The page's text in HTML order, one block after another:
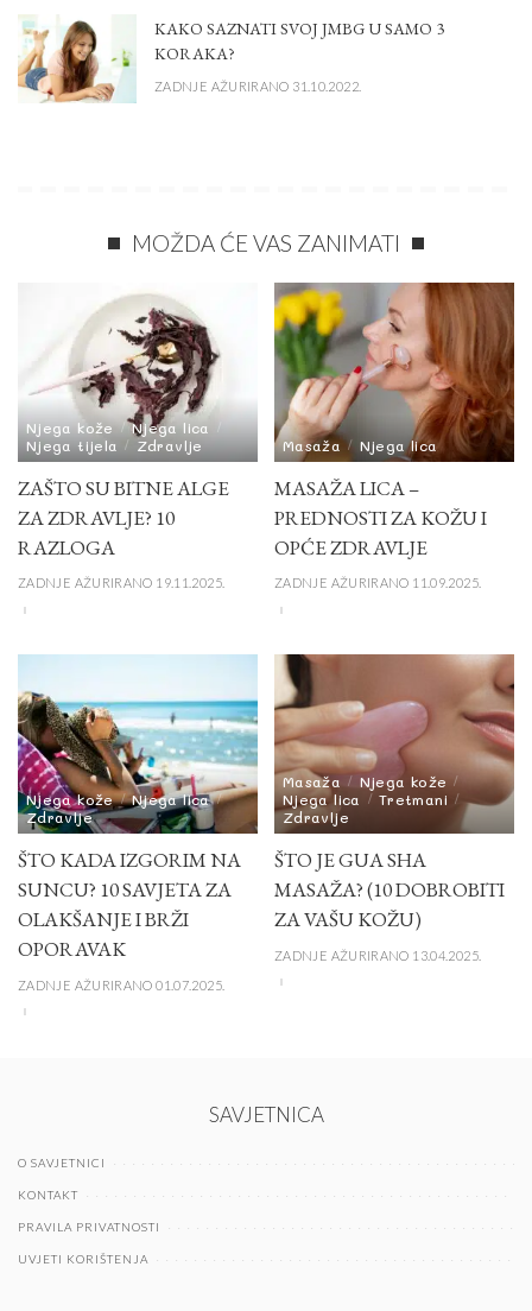
KAKO SAZNATI SVOJ JMBG U SAMO 3
KORAKA?
ZADNJE AŽURIRANO 31.10.2022.
MOŽDA ĆE VAS ZANIMATI
Njega kože
Njega lica
Njega tijela
Zdravlje
ZAŠTO SU BITNE ALGE
ZA ZDRAVLJE? 10
RAZLOGA
ZADNJE AŽURIRANO 19.11.2025.
Masaža Njega lica
MASAŽA LICA –
PREDNOSTI ZA KOŽU I
OPĆE ZDRAVLJE
ZADNJE AŽURIRANO 11.09.2025.
Njega kože
Njega lica
Zdravlje
ŠTO KADA IZGORIM NA
SUNCU? 10 SAVJETA ZA
OLAKŠANJE I BRŽI
OPORAVAK
ZADNJE AŽURIRANO 01.07.2025.
Masaža
Njega kože
Njega lica
Tretmani
Zdravlje
ŠTO JE GUA SHA
MASAŽA? (10 DOBROBITI
ZA VAŠU KOŽU)
ZADNJE AŽURIRANO 13.04.2025.
SAVJETNICA
O SAVJETNICI
KONTAKT
PRAVILA PRIVATNOSTI
UVJETI KORIŠTENJA